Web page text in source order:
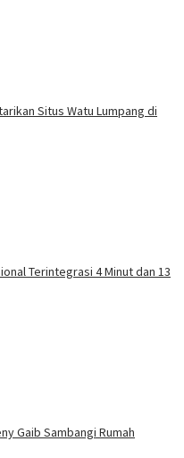
Situs Watu Lumpang di
Terintegrasi 4 Minut dan 13
Gaib Sambangi Rumah